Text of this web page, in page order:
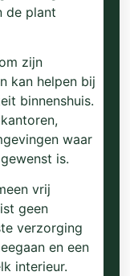
de plant
zijn
kan helpen bij
binnenshuis.
waar
is.
vrij
geen
verzorging
en een
interieur.